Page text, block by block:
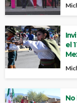
el
No